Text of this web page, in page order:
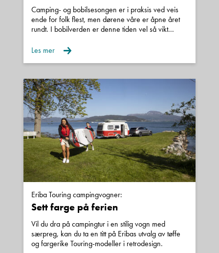
Camping- og bobilsesongen er i praksis ved veis
ende for folk flest, men dørene våre er åpne året
rundt. I bobilverden er denne tiden vel så vikt...
Les mer
Eriba Touring campingvogner:
Sett farge på ferien
Vil du dra på campingtur i en stilig vogn med
særpreg, kan du ta en titt på Eribas utvalg av tøffe
og fargerike Touring-modeller i retrodesign.